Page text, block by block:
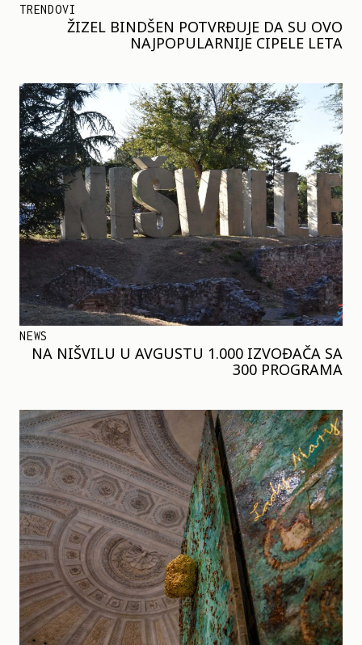
TRENDOVI
ŽIZEL BINDŠEN POTVRĐUJE DA SU OVO
NAJPOPULARNIJE CIPELE LETA
NEWS
NA NIŠVILU U AVGUSTU 1.000 IZVOĐAČA SA
300 PROGRAMA